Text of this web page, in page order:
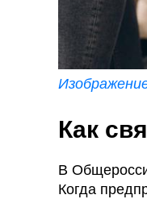
Как
В
Когда